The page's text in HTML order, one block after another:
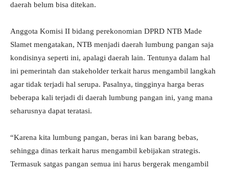
daerah belum bisa ditekan.
Anggota Komisi II bidang perekonomian DPRD NTB Made
Slamet mengatakan, NTB menjadi daerah lumbung pangan saja
kondisinya seperti ini, apalagi daerah lain. Tentunya dalam hal
ini pemerintah dan stakeholder terkait harus mengambil langkah
agar tidak terjadi hal serupa. Pasalnya, tingginya harga beras
beberapa kali terjadi di daerah lumbung pangan ini, yang mana
seharusnya dapat teratasi.
“Karena kita lumbung pangan, beras ini kan barang bebas,
sehingga dinas terkait harus mengambil kebijakan strategis.
Termasuk satgas pangan semua ini harus bergerak mengambil